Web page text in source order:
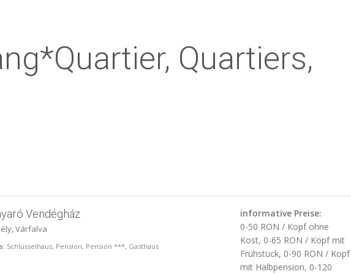
Quartiers,
Vendégház
Várfalva
: Schlüsselhaus, Pension, Pension ***, Gasthaus
informative Preise:
0-50 RON / Kopf ohne
Kost, 0-65 RON / Kopf mit
Frühstück, 0-90 RON / Kopf
mit Halbpension, 0-120